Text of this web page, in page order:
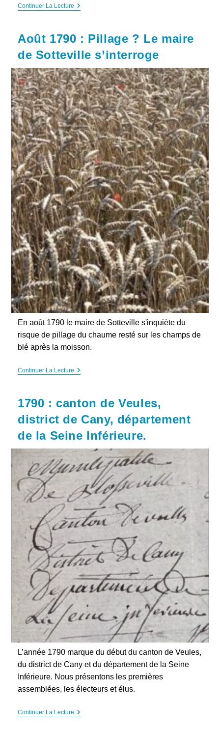
Continuer La LectureAoût
Pilleurs
À
Blosseville
Août 1790 : Pillage ? Le maire
de Sotteville s’interroge
En août 1790 le maire de Sotteville s'inquiète du
risque de pillage du chaume resté sur les champs de
blé après la moisson.
Continuer La LectureAoût
?
Le
Maire
De
Sotteville
S’interroge
1790 : canton de Veules,
district de Cany, département
de la Seine Inférieure.
L’année 1790 marque du début du canton de Veules,
du district de Cany et du département de la Seine
Inférieure. Nous présentons les premières
assemblées, les électeurs et élus.
Continuer La Lecture1790